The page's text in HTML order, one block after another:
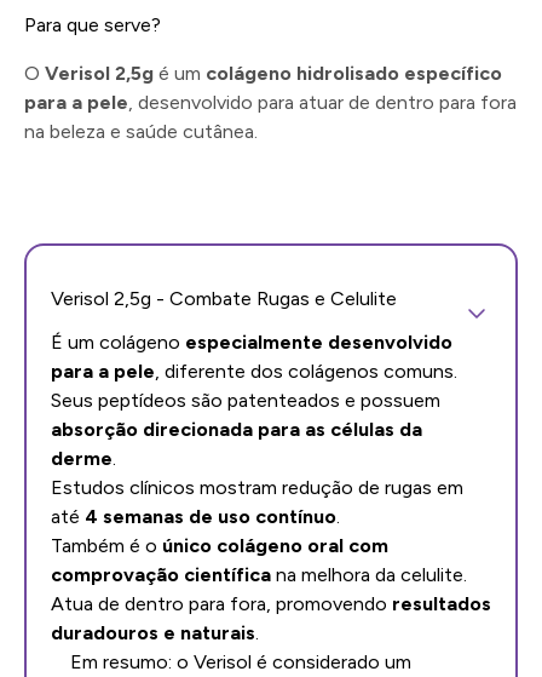
Para que serve?
O Verisol 2,5g é um colágeno hidrolisado específico
para a pele, desenvolvido para atuar de dentro para fora
na beleza e saúde cutânea.
Verisol 2,5g - Combate Rugas e Celulite
É um colágeno especialmente desenvolvido
para a pele, diferente dos colágenos comuns.
Seus peptídeos são patenteados e possuem
absorção direcionada para as células da
derme.
Estudos clínicos mostram redução de rugas em
até 4 semanas de uso contínuo.
Também é o único colágeno oral com
comprovação científica na melhora da celulite.
Atua de dentro para fora, promovendo resultados
duradouros e naturais.
Em resumo: o Verisol é considerado um